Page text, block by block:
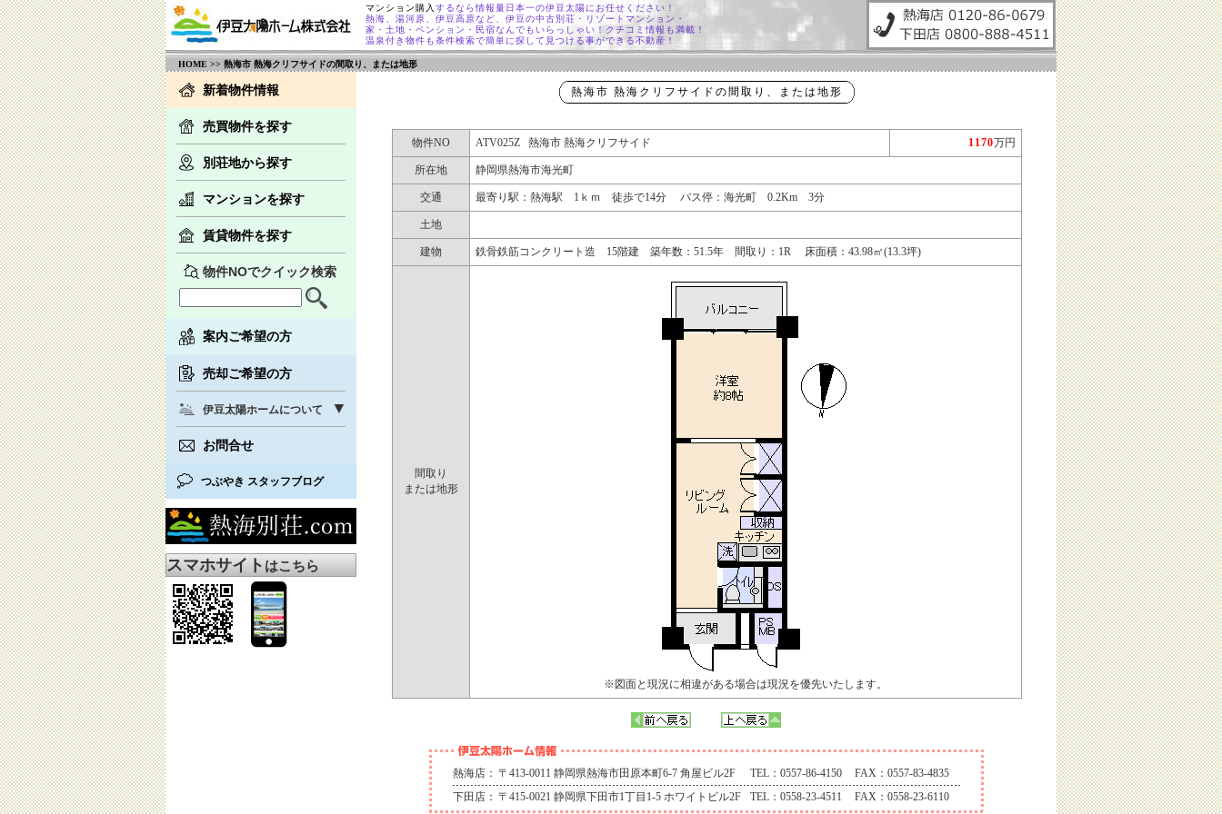
マンション購入 するなら情報量日本一の伊豆太陽にお任せください！
熱海、湯河原、伊豆高原など、伊豆の中古別荘・リゾートマンション・
家・土地・ペンション・民宿なんでもいらっしゃい！クチコミ情報も満載！
温泉付き物件も条件検索で簡単に探して見つける事ができる不動産！
HOME >> 熱海市 熱海クリフサイドの間取り、または地形
新着物件情報
売買物件を探す
別荘地から探す
マンションを探す
賃貸物件を探す
物件NOでクイック検索
案内ご希望の方
売却ご希望の方
伊豆太陽ホームについて
お問合せ
つぶやき スタッフブログ
スマホサイトはこちら
熱海市 熱海クリフサイドの間取り、または地形
物件NO ATV025Z 熱海市 熱海クリフサイド 1170万円
所在地 静岡県熱海市海光町
交通 最寄り駅：熱海駅 1ｋｍ 徒歩で14分 バス停：海光町 0.2Km 3分
土地
建物 鉄骨鉄筋コンクリート造 15階建 築年数：51.5年 間取り：1R 床面積：43.98㎡(13.3坪)
間取り
または地形
※図面と現況に相違がある場合は現況を優先いたします。
熱海店： 〒413-0011 静岡県熱海市田原本町6-7 角屋ビル2F TEL：0557-86-4150
FAX：0557-83-4835
下田店： 〒415-0021 静岡県下田市1丁目1-5 ホワイトビル2F TEL：0558-23-4511 FAX：0558-23-6110